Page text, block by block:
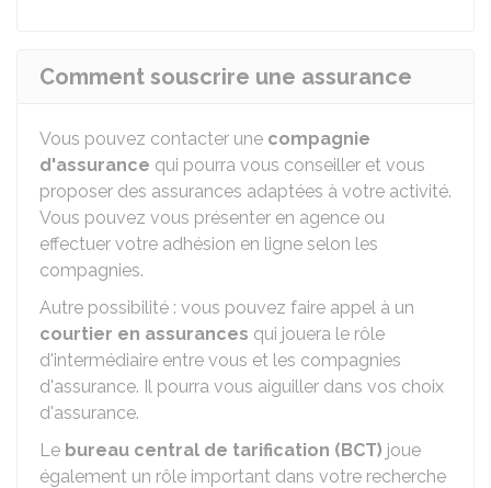
Comment souscrire une assurance
Vous pouvez contacter une compagnie
d'assurance qui pourra vous conseiller et vous
proposer des assurances adaptées à votre activité.
Vous pouvez vous présenter en agence ou
effectuer votre adhésion en ligne selon les
compagnies.
Autre possibilité : vous pouvez faire appel à un
courtier en assurances qui jouera le rôle
d'intermédiaire entre vous et les compagnies
d'assurance. Il pourra vous aiguiller dans vos choix
d'assurance.
Le bureau central de tarification (BCT) joue
également un rôle important dans votre recherche